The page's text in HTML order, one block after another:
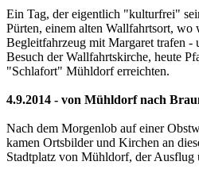
Ein Tag, der eigentlich "kulturfrei"
Pürten, einem alten Wallfahrtsort,
Begleitfahrzeug mit Margaret trafen -
Besuch der Wallfahrtskirche, heute
"Schlafort" Mühldorf erreichten.
4.9.2014 - von Mühldorf nach
Nach dem Morgenlob auf einer
kamen Ortsbilder und Kirchen an
Stadtplatz von Mühldorf, der Ausflug